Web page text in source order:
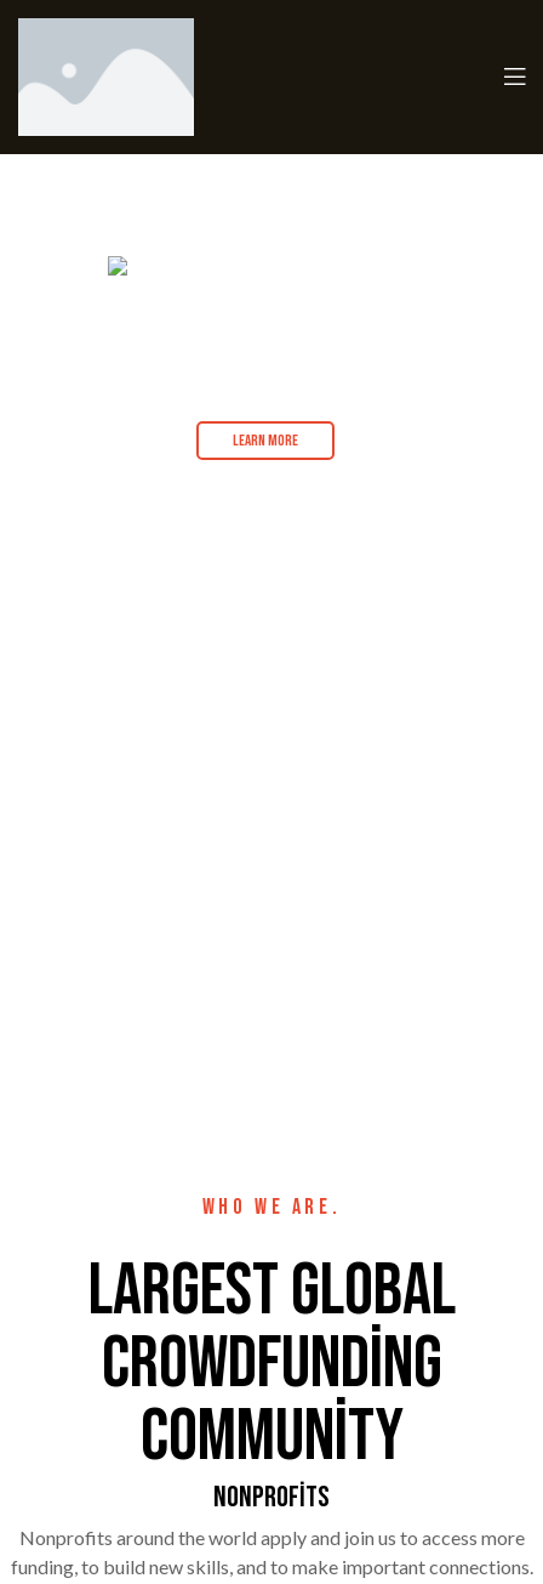
WHO WE ARE.
largest global
crowdfunding
community
Nonprofits
Nonprofits around the world apply and join us to access more
funding, to build new skills, and to make important connections.